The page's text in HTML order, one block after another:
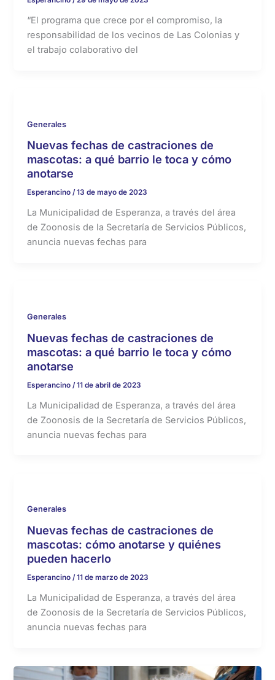
“El programa que crece por el compromiso, la
responsabilidad de los vecinos de Las Colonias y
el trabajo colaborativo del
Generales
Nuevas fechas de castraciones de
mascotas: a qué barrio le toca y cómo
anotarse
Esperancino/13 de mayo de 2023
La Municipalidad de Esperanza, a través del área
de Zoonosis de la Secretaría de Servicios Públicos,
anuncia nuevas fechas para
Generales
Nuevas fechas de castraciones de
mascotas: a qué barrio le toca y cómo
anotarse
Esperancino /11 de abril de 2023
La Municipalidad de Esperanza, a través del área
de Zoonosis de la Secretaría de Servicios Públicos,
anuncia nuevas fechas para
Generales
Nuevas fechas de castraciones de
mascotas: cómo anotarse y quiénes
pueden hacerlo
Esperancino/11 de marzo de 2023
La Municipalidad de Esperanza, a través del área
de Zoonosis de la Secretaría de Servicios Públicos,
anuncia nuevas fechas para